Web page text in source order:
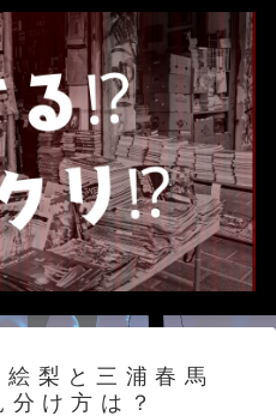
絵梨と三浦春馬
け方は？